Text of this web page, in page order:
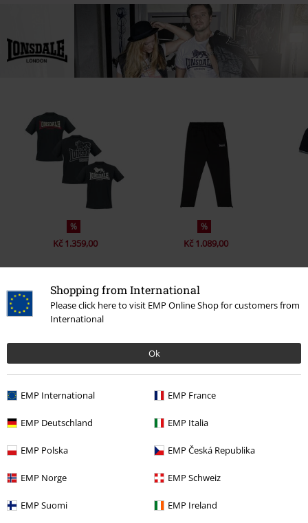
Shopping from International
Please click here to visit EMP Online Shop for customers from
International
Ok
EMP International EMP France
EMP Deutschland EMP Italia
EMP Polska EMP Česká Republika
EMP Norge EMP Schweiz
EMP Suomi EMP Ireland
%
Kč 1.359,00
%
Kč 1.089,00
0 Hodnocení
Podělte se o váš názor "LOWSTOFT".